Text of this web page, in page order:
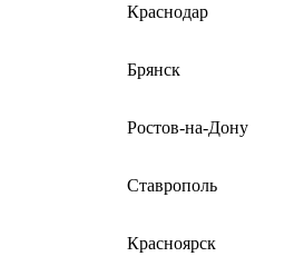
Краснодар
Брянск
Ростов-на-Дону
Ставрополь
Красноярск